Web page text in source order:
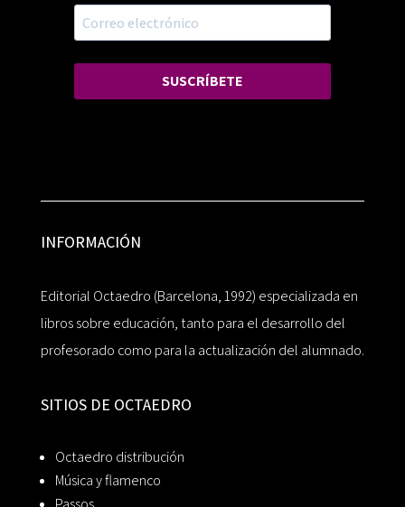
SUSCRÍBETE
INFORMACIÓN
Editorial Octaedro (Barcelona, 1992) especializada en
libros sobre educación, tanto para el desarrollo del
profesorado como para la actualización del alumnado.
SITIOS DE OCTAEDRO
Octaedro distribución
Música y flamenco